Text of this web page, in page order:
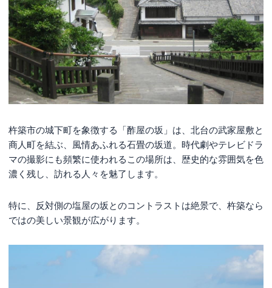
杵築市の城下町を象徴する「酢屋の坂」は、北台の武家屋敷と
商人町を結ぶ、風情あふれる石畳の坂道。時代劇やテレビドラ
マの撮影にも頻繁に使われるこの場所は、歴史的な雰囲気を色
濃く残し、訪れる人々を魅了します。
特に、反対側の塩屋の坂とのコントラストは絶景で、杵築なら
ではの美しい景観が広がります。